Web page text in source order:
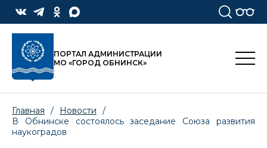
ПОРТАЛ АДМИНИСТРАЦИИ
МО «ГОРОД ОБНИНСК»
Главная / Новости
/
В Обнинске состоялось заседание Союза развития
наукоградов